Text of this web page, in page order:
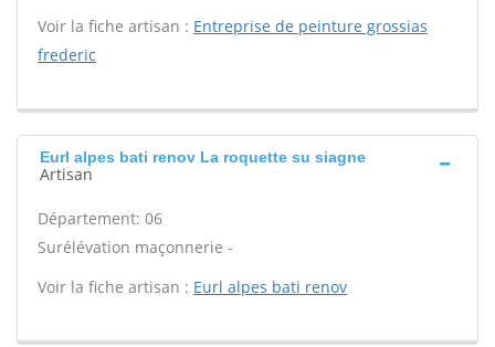
Voir la fiche artisan : Entreprise de peinture grossias
frederic
Eurl alpes bati renov La roquette su siagne
Artisan
Département: 06
Surélévation maçonnerie -
Voir la fiche artisan : Eurl alpes bati renov